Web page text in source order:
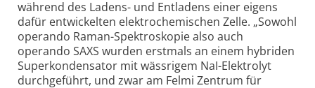
während des Ladens- und Entladens einer eigens
dafür entwickelten elektro­chemischen Zelle. „Sowohl
operando Raman-Spektro­skopie also auch
operando SAXS wurden erstmals an einem hybriden
Super­kondensator mit wässrigem NaI-Elektrolyt
durchgeführt, und zwar am Felmi Zentrum für